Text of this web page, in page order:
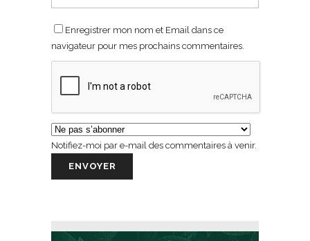
Enregistrer mon nom et Email dans ce
navigateur pour mes prochains commentaires.
Notifiez-moi par e-mail des commentaires à venir.